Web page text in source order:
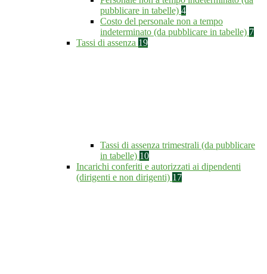
pubblicare in tabelle) 4
Costo del personale non a tempo
indeterminato (da pubblicare in tabelle) 7
Tassi di assenza 19
Tassi di assenza trimestrali (da pubblicare
in tabelle) 10
Incarichi conferiti e autorizzati ai dipendenti
(dirigenti e non dirigenti) 17